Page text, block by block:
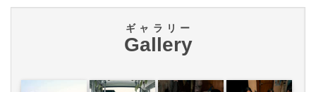
Gallery
ギャラリー